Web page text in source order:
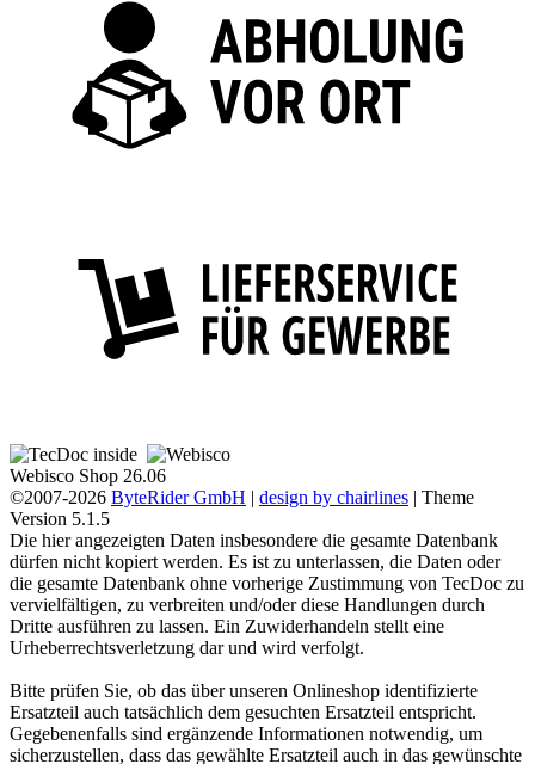
Webisco Shop 26.06
©2007-2026 ByteRider GmbH | design by chairlines | Theme
Version 5.1.5
Die hier angezeigten Daten insbesondere die gesamte Datenbank
dürfen nicht kopiert werden. Es ist zu unterlassen, die Daten oder
die gesamte Datenbank ohne vorherige Zustimmung von TecDoc zu
vervielfältigen, zu verbreiten und/oder diese Handlungen durch
Dritte ausführen zu lassen. Ein Zuwiderhandeln stellt eine
Urheberrechtsverletzung dar und wird verfolgt.
Bitte prüfen Sie, ob das über unseren Onlineshop identifizierte
Ersatzteil auch tatsächlich dem gesuchten Ersatzteil entspricht.
Gegebenenfalls sind ergänzende Informationen notwendig, um
sicherzustellen, dass das gewählte Ersatzteil auch in das gewünschte